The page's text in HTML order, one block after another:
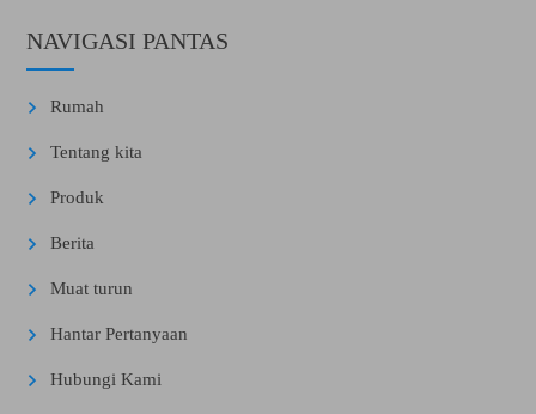
NAVIGASI PANTAS
Rumah
Tentang kita
Produk
Berita
Muat turun
Hantar Pertanyaan
Hubungi Kami